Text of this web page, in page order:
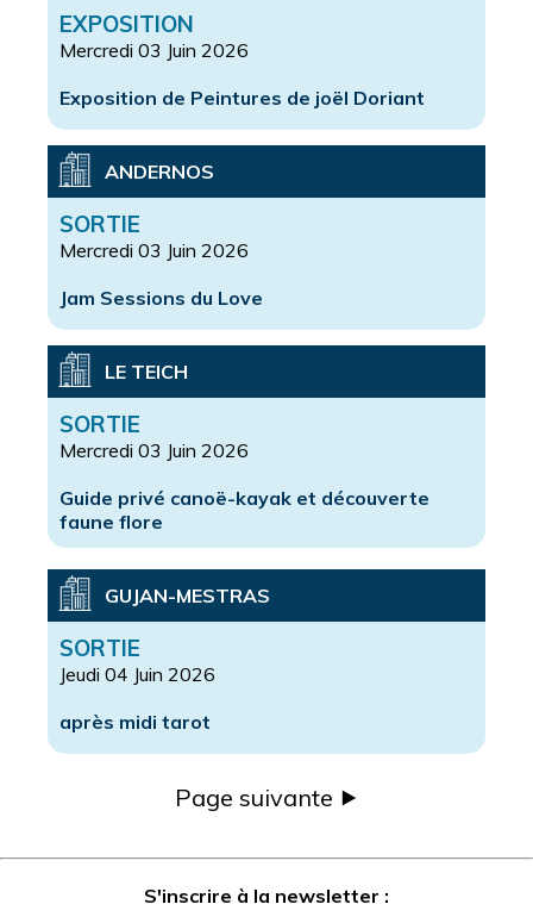
EXPOSITION
Mercredi 03 Juin 2026
Exposition de Peintures de joël Doriant
ANDERNOS
SORTIE
Mercredi 03 Juin 2026
Jam Sessions du Love
LE TEICH
SORTIE
Mercredi 03 Juin 2026
Guide privé canoë-kayak et découverte
faune flore
GUJAN-MESTRAS
SORTIE
Jeudi 04 Juin 2026
après midi tarot
Page suivante ⯈
S'inscrire à la newsletter :